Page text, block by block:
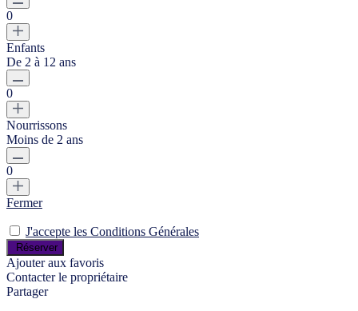
0
Enfants
De 2 à 12 ans
0
Nourrissons
Moins de 2 ans
0
Fermer
J'accepte les Conditions Générales
Ajouter aux favoris
Contacter le propriétaire
Partager